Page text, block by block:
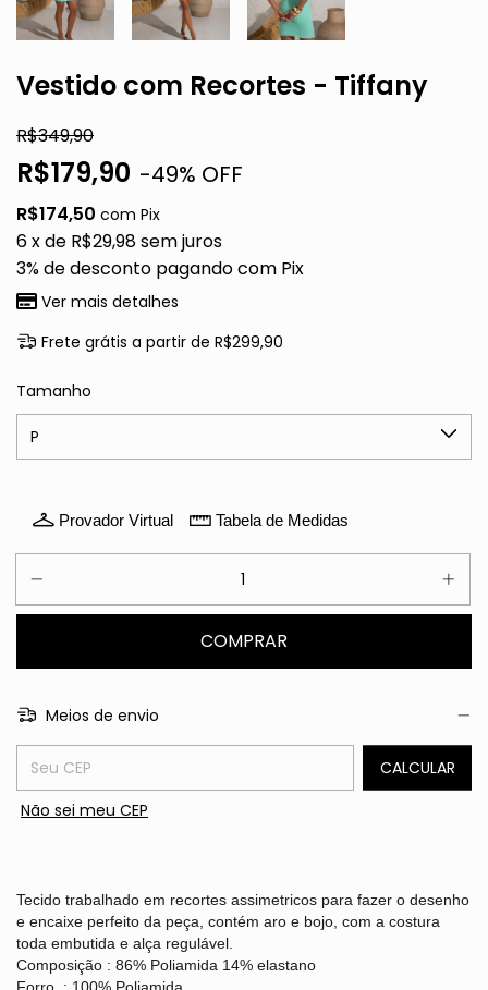
Vestido com Recortes - Tiffany
R$349,90
R$179,90 -49% OFF
R$174,50 com Pix
6x de R$29,98sem juros
3% de desconto pagando com Pix
Ver mais detalhes
Frete grátis a partir de R$299,90
Tamanho
Provador Virtual Tabela de Medidas
Meios de envio
Entregas para o CEP:
CALCULAR
Não sei meu CEP
Tecido trabalhado em recortes assimetricos para fazer o desenho
e encaixe perfeito da peça, contém aro e bojo, com a costura
toda embutida e alça regulável.
Composição : 86% Poliamida 14% elastano